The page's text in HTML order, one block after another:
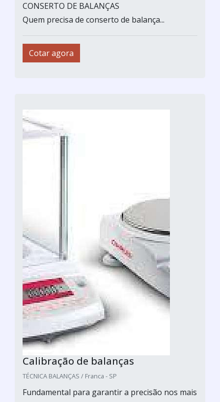
CONSERTO DE BALANÇAS
Quem precisa de conserto de balança...
Cotar agora
Calibração de balanças
TÉCNICA BALANÇAS / Franca - SP
Fundamental para garantir a precisão nos mais